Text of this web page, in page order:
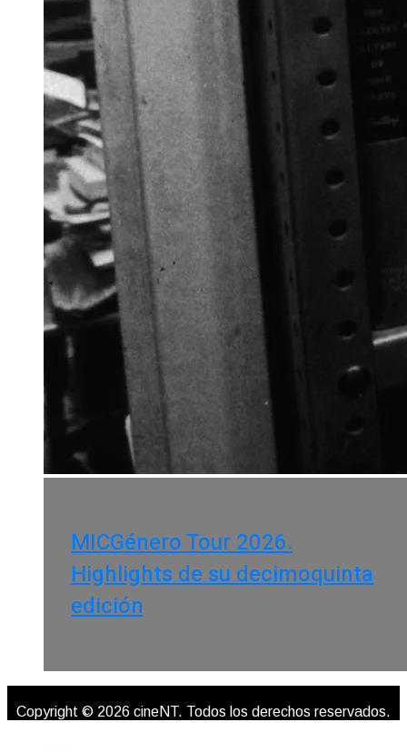
MICGénero Tour 2026.
Highlights de su decimoquinta
edición
Copyright © 2026 cineNT. Todos los derechos reservados.